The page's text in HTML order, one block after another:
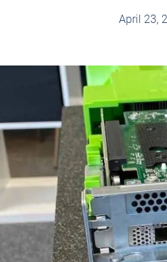
April 23,